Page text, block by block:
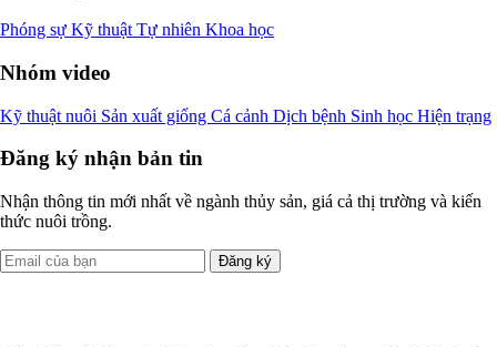
Phóng sự Kỹ thuật Tự nhiên Khoa học
Nhóm video
Kỹ thuật nuôi Sản xuất giống Cá cảnh Dịch bệnh Sinh học Hiện trạng
Đăng ký nhận bản tin
Nhận thông tin mới nhất về ngành thủy sản, giá cả thị trường và kiến
thức nuôi trồng.
Đăng ký